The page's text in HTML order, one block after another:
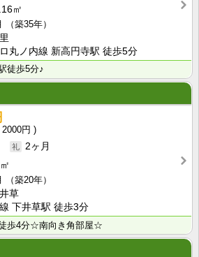
㎡
（築35年）
丸ノ内線 新高円寺駅 徒歩5分
徒歩5分♪
2000円
2ヶ月
（築20年）
草
下井草駅 徒歩3分
歩4分☆南向き角部屋☆